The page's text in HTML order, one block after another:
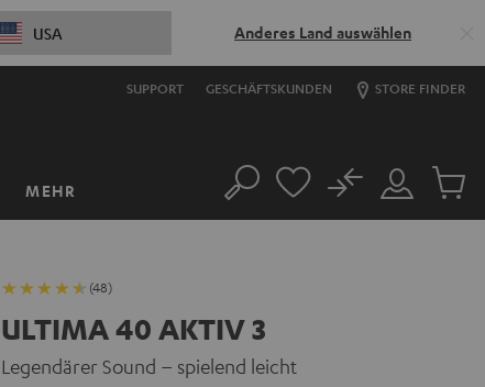
USA Anderes Land auswählen
SUPPORT GESCHÄFTSKUNDEN STORE FINDER
MEHR Suche
Mein
Konto
No
Artikel
(48)
ULTIMA 40 AKTIV 3
Legendärer Sound – spielend leicht